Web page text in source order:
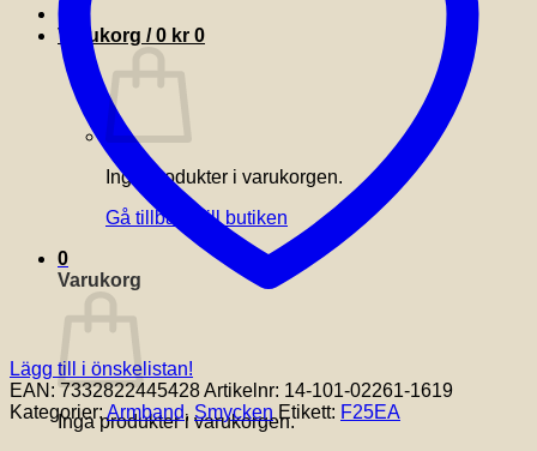
Varukorg /0 kr 0
Inga produkter i varukorgen.
Gå tillbaka till butiken
0
Varukorg
Inga produkter i varukorgen.
Lägg till i önskelistan!
EAN:7332822445428Artikelnr: 14-101-02261-1619
Kategorier: Armband, Smycken Etikett: F25EA